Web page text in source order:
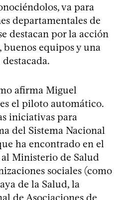
va para
departamentales de
destacan por la acción
equipos y una
afirma Miguel
el piloto automático.
iniciativas para
del Sistema Nacional
ha encontrado en el
Ministerio de Salud
sociales (como
de la Salud, la
de Asociaciones de